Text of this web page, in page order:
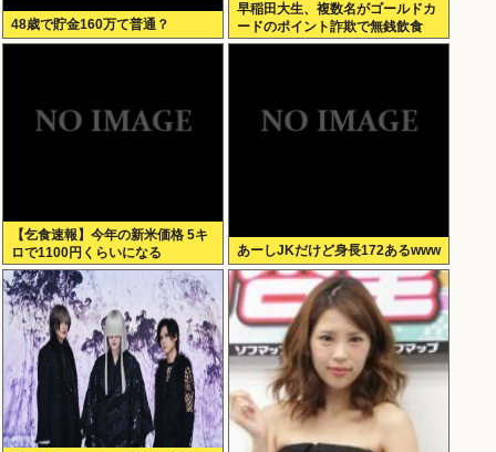
48歳で貯金160万て普通？
早稲田大生、複数名がゴールドカ
ードのポイント詐欺で無銭飲食
【乞食速報】今年の新米価格 5キ
ロで1100円くらいになる
あーしJKだけど身長172あるwww